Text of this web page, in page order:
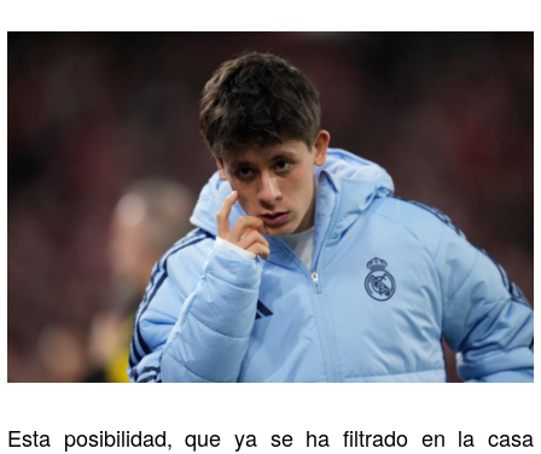
Esta posibilidad, que ya se ha filtrado en la casa